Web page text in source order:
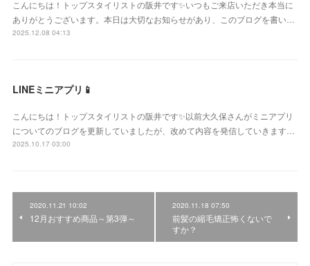
こんにちは！トップスタイリストの阪井です✨いつもご来店いただき本当に
ありがとうございます。本日は大切なお知らせがあり、このブログを書い…
2025.12.08 04:13
LINEミニアプリ📱
こんにちは！トップスタイリストの阪井です✨以前大久保さんがミニアプリ
についてのブログを更新していましたが、改めて内容を発信していきます…
2025.10.17 03:00
2020.11.21 10:02
12月おすすめ商品～第3弾～
2020.11.18 07:50
前髪の縮毛矯正怖くないで
すか？